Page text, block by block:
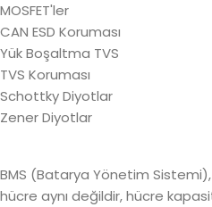
MOSFET'ler
CAN ESD Koruması
Yük Boşaltma TVS
TVS Koruması
Schottky Diyotlar
Zener Diyotlar
BMS (Batarya Yönetim
hücre aynı değildir, hücre